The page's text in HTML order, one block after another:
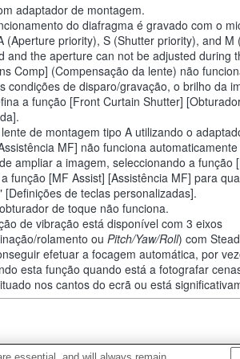
adaptador de montagem.
do diafragma é gravado com o
(Aperture priority), S (Shutter priority), and M
and the aperture can not be adjusted during
Comp] (Compensação da lente) não
condições de disparo/gravação, o brilho da
a função [Front Curtain Shutter]
de montagem tipo A utilizando o
MF] não funciona
ampliar a imagem, seleccionando a função
função [MF Assist] [Assistência MF] para
[Definições de teclas personalizadas].
de toque não funciona.
de vibração está disponível com 3 eixos
rolamento ou Pitch/Yaw/Roll) com
efetuar a focagem automática, por
esta função quando está a fotografar
nos cantos do ecrã ou está